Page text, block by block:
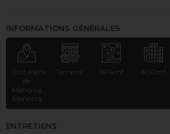
INFORMATIONS GÉNÉRALES
Ciutadella
de
Menorca,
Menorca
Terrains 1474m² 600m²
ENTRETIENS